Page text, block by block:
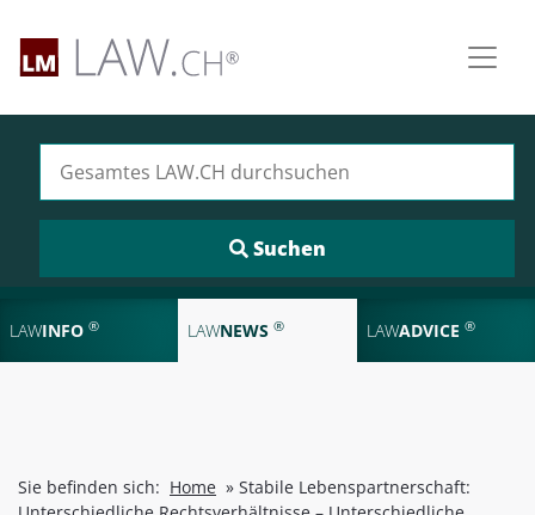
LAWINFO ® LAWNEWS ® LAWADVICE ®
Sie befinden sich: Home » Stabile Lebenspartnerschaft: